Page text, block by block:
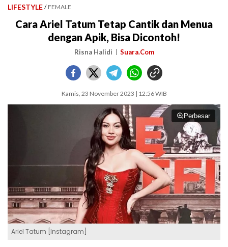
LIFESTYLE / FEMALE
Cara Ariel Tatum Tetap Cantik dan Menua
dengan Apik, Bisa Dicontoh!
Risna Halidi Suara.Com
Kamis, 23 November 2023 | 12:56 WIB
Perbesar
Ariel Tatum [Instagram]